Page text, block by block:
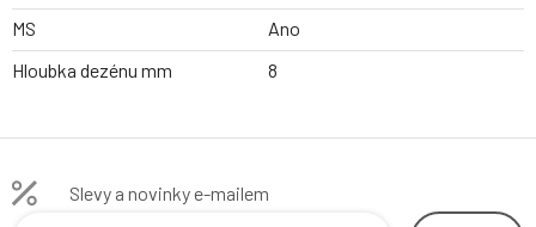
MS
Ano
Hloubka dezénu mm
8
Slevy a novinky e-mailem